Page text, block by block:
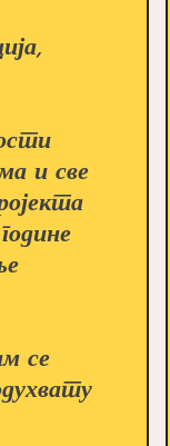
и све
се